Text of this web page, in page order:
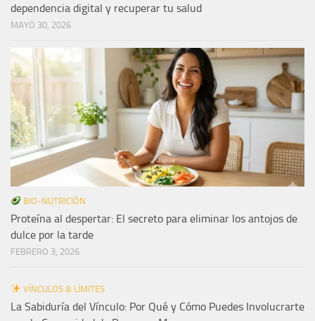
dependencia digital y recuperar tu salud
MAYO 30, 2026
BIO-NUTRICIÓN
Proteína al despertar: El secreto para eliminar los antojos de
dulce por la tarde
FEBRERO 3, 2026
VÍNCULOS & LÍMITES
La Sabiduría del Vínculo: Por Qué y Cómo Puedes Involucrarte